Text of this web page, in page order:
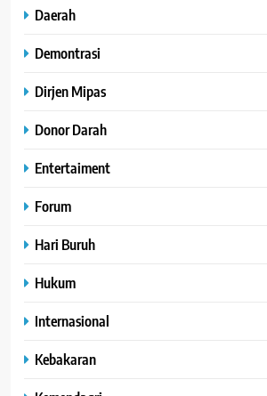
Daerah
Demontrasi
Dirjen Mipas
Donor Darah
Entertaiment
Forum
Hari Buruh
Hukum
Internasional
Kebakaran